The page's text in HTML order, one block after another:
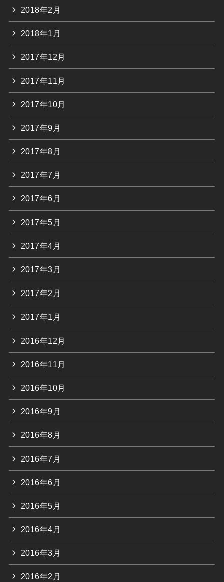
2018年2月
2018年1月
2017年12月
2017年11月
2017年10月
2017年9月
2017年8月
2017年7月
2017年6月
2017年5月
2017年4月
2017年3月
2017年2月
2017年1月
2016年12月
2016年11月
2016年10月
2016年9月
2016年8月
2016年7月
2016年6月
2016年5月
2016年4月
2016年3月
2016年2月